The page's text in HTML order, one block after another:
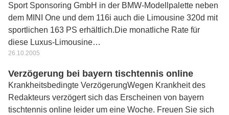
Sport Sponsoring GmbH in der BMW-Modellpalette neben
dem MINI One und dem 116i auch die Limousine 320d mit
sportlichen 163 PS erhältlich.Die monatliche Rate für
diese Luxus-Limousine…
26.10.2005
Verzögerung bei bayern tischtennis online
Krankheitsbedingte VerzögerungWegen Krankheit des
Redakteurs verzögert sich das Erscheinen von bayern
tischtennis online leider um eine Woche. Freuen Sie sich